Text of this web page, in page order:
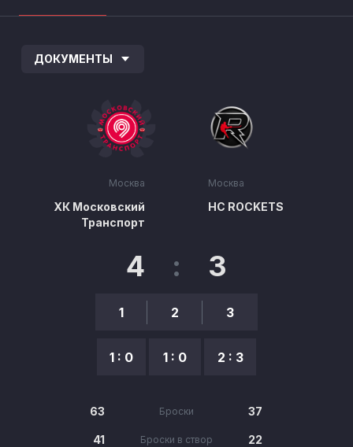
ДОКУМЕНТЫ
Москва
ХК Московский
Транспорт
4 : 3
1
1 : 0
2
1 : 0
3
2 : 3
Москва
HC ROCKETS
63 Броски 37
41 Броски в створ 22